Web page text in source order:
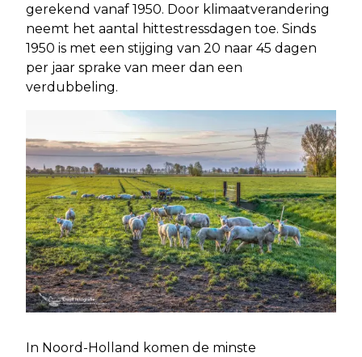
gerekend vanaf 1950. Door klimaatverandering
neemt het aantal hittestressdagen toe. Sinds
1950 is met een stijging van 20 naar 45 dagen
per jaar sprake van meer dan een
verdubbeling.
In Noord-Holland komen de minste